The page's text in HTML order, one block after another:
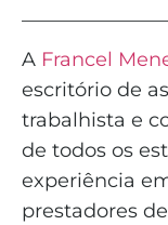
A Francel
escritório de
trabalhista e
de todos os
experiência
prestadores